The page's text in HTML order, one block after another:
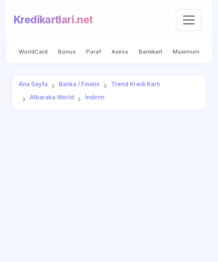
Kredikartlari.net
WorldCard Bonus Paraf Axess Bankkart Maximum
Ana Sayfa Banka / Finans
Trend Kredi Kartı
Albaraka World
İndirim